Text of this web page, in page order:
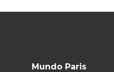
Mundo Paris